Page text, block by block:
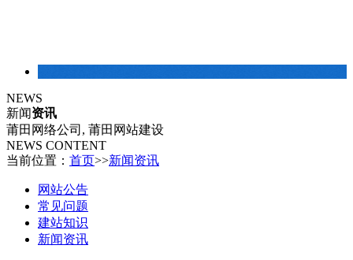
NEWS
新闻资讯
莆田网络公司, 莆田网站建设
NEWS CONTENT
当前位置： 首页>>新闻资讯
网站公告
常见问题
建站知识
新闻资讯